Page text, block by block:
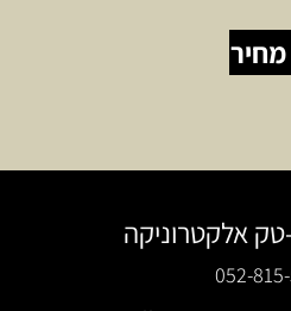
טק אלקטרוניקה
052-